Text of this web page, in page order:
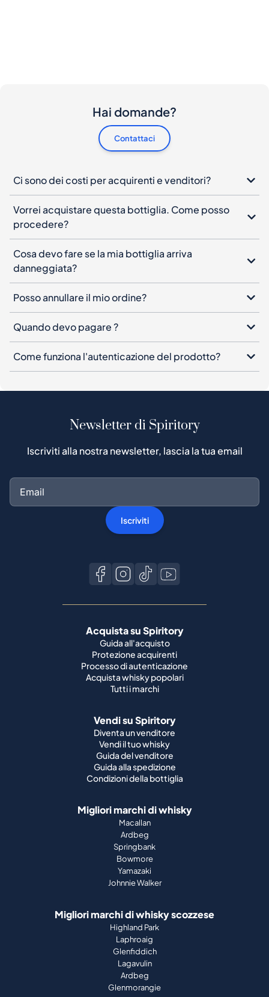
Hai domande?
Contattaci
Ci sono dei costi per acquirenti e venditori?
Vorrei acquistare questa bottiglia. Come posso
procedere?
Cosa devo fare se la mia bottiglia arriva
danneggiata?
Posso annullare il mio ordine?
Quando devo pagare ?
Come funziona l'autenticazione del prodotto?
Newsletter di Spiritory
Iscriviti alla nostra newsletter, lascia la tua email
Iscriviti
Acquista su Spiritory
Guida all'acquisto
Protezione acquirenti
Processo di autenticazione
Acquista whisky popolari
Tutti i marchi
Vendi su Spiritory
Diventa un venditore
Vendi il tuo whisky
Guida del venditore
Guida alla spedizione
Condizioni della bottiglia
Migliori marchi di whisky
Macallan
Ardbeg
Springbank
Bowmore
Yamazaki
Johnnie Walker
Migliori marchi di whisky scozzese
Highland Park
Laphroaig
Glenfiddich
Lagavulin
Ardbeg
Glenmorangie